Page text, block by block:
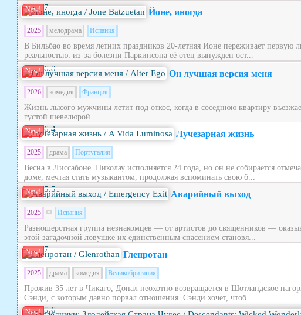
New! 7 Йоне, иногда
2025 мелодрама Испания
В Бильбао во время летних праздников 20‑летняя Йоне переживает первую
реальностью: из‑за болезни Паркинсона её отец вынужден ост...
New! 6.8 Он лучшая версия меня
2026 комедия Франция
Жизнь лысого мужчины летит под откос, когда в соседнюю квартиру
густой шевелюрой....
New! 6.4 Лучезарная жизнь
2025 драма Португалия
Весна в Лиссабоне. Николау исполняется 24 года, но он не собирается
доме, мечтая стать музыкантом, продолжая вспоминать свою б...
New! 5.5 Аварийный выход
2025 Испания
Разношерстная группа незнакомцев — от артистов до священников —
этой загадочной ловушке их единственным спасением становя...
New! 7 Гленротан
2025 драма комедия Великобритания
Прожив 35 лет в Чикаго, Донал неохотно возвращается в Шотландское
Сэнди, с которым давно порвал отношения. Сэнди хочет, чтоб...
New! 5.6